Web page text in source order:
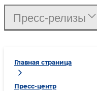
Главная страница
Пресс-центр
Пресс-релизы